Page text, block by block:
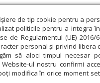
de tip cookie pentru a
politicile pentru a integra
de Regulamentul (UE)
personal și privind
să aloci timpul necesar
ul nostru confirmi
modifica în orice moment
și spiritualitate
Editorial